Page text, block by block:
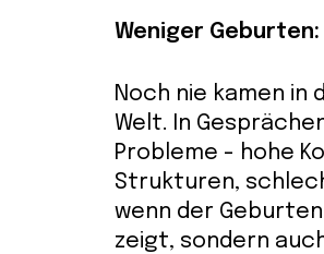
Weniger
Noch nie kamen in
Welt. In
Probleme - hohe
Strukturen,
wenn der
zeigt, sondern